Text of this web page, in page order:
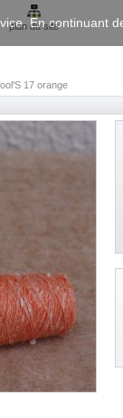
plan du site
17 orange
En continuant